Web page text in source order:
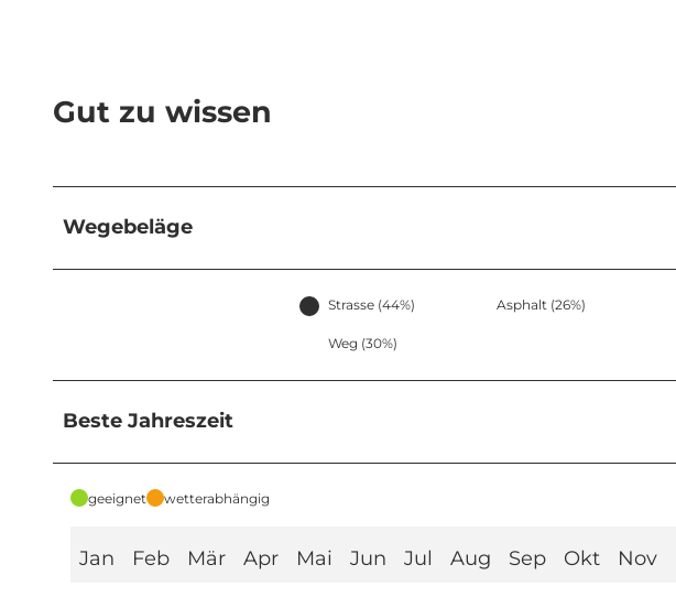
Gut zu wissen
Wegebeläge
Strasse (44%) Asphalt (26%)
Weg (30%)
Beste Jahreszeit
geeignet wetterabhängig
Jan Feb Mär Apr Mai Jun Jul Aug Sep Okt Nov